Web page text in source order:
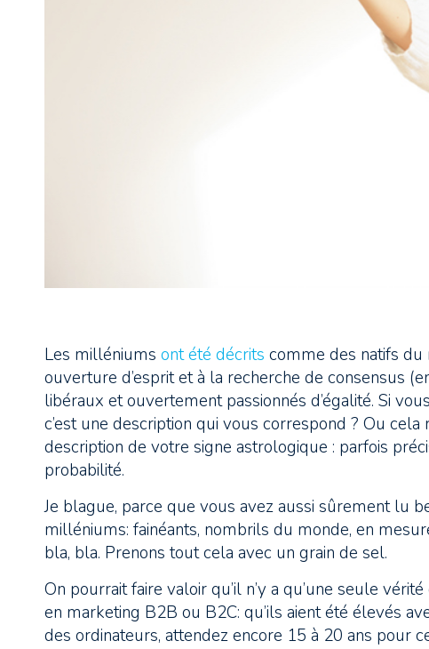
Les milléniums ont été décrits comme des natifs du
ouverture d’esprit et à la recherche de consensus
libéraux et ouvertement passionnés d’égalité. Si
c’est une description qui vous correspond ? Ou
description de votre signe astrologique : parfois
probabilité.
Je blague, parce que vous avez aussi sûrement lu
milléniums: fainéants, nombrils du monde, en
bla, bla. Prenons tout cela avec un grain de sel.
On pourrait faire valoir qu’il n’y a qu’une seule
en marketing B2B ou B2C: qu’ils aient été élevés
des ordinateurs, attendez encore 15 à 20 ans pour